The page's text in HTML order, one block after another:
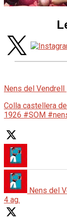
Nens del Vendrell
Colla castellera
1926 #SOM
Nens del
4 ag.